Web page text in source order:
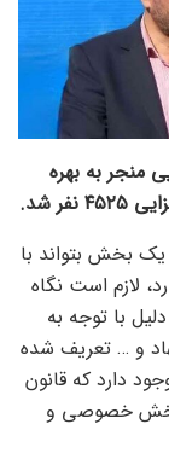
منجر به بهره
یک بخش بتواند با
لازم است نگاه
با توجه به
و … تعریف شده
دارد که قانون
بخش خصوصی و